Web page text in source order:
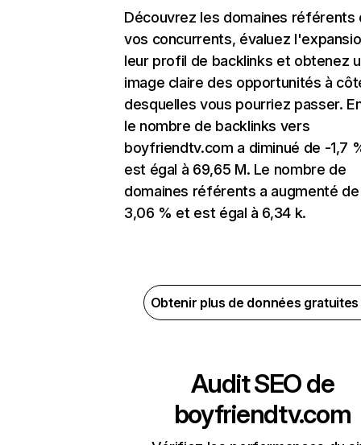
Découvrez les domaines référents
vos concurrents, évaluez
leur profil de backlinks et obtenez
image claire des opportunités à
desquelles vous pourriez passer.
le nombre de backlinks vers
boyfriendtv.com a diminué de -1,7
est égal à 69,65 M. Le nombre de
domaines référents a augmenté de
3,06 % et est égal à 6,34 k.
Obtenir plus de données
Audit SEO de
boyfriendtv.com